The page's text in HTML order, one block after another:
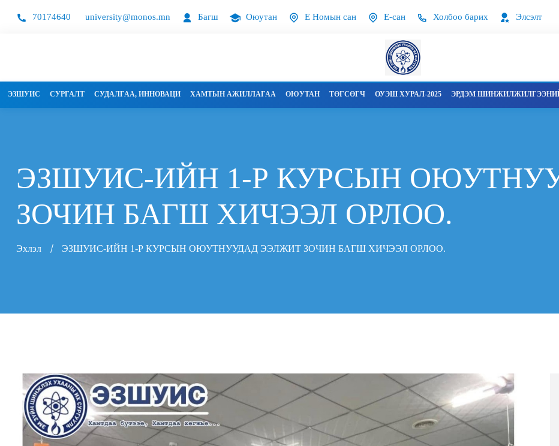
70174640 university@monos.mn Багш Оюутан Е Номын сан Е-сан Холбоо барих Элсэлт
ЭЗШУИС СУРГАЛТ СУДАЛГАА, ИННОВАЦИ ХАМТЫН АЖИЛЛАГАА ОЮУТАН ТӨГСӨГЧ ОУЭШ ХУРАЛ-2025 ЭРДЭМ
ЭЗШУИС-ИЙН 1-Р КУРСЫН
ЗОЧИН БАГШ ХИЧЭЭЛ ОРЛОО.
Эхлэл ЭЗШУИС-ИЙН 1-Р КУРСЫН ОЮУТНУУДАД ЭЭЛЖИТ ЗОЧИН БАГШ ХИЧЭЭЛ ОРЛОО.